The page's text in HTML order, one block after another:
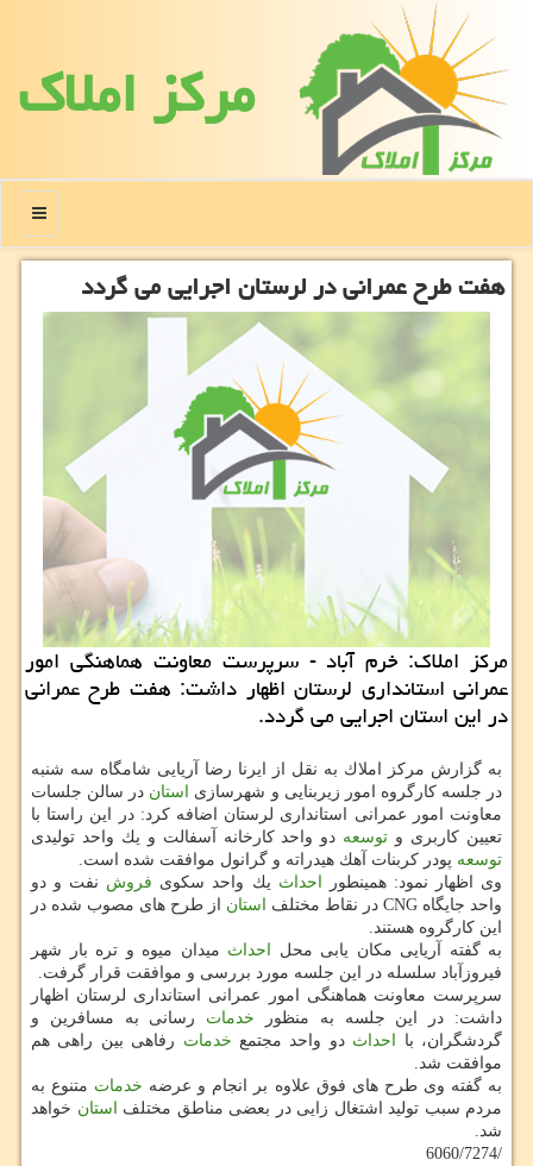
مركز املاك
منو
هفت طرح عمرانی در لرستان اجرایی می گردد
مركز املاك: خرم آباد - سرپرست معاونت هماهنگی امور
عمرانی استانداری لرستان اظهار داشت: هفت طرح عمرانی
در این استان اجرایی می گردد.
به گزارش مركز املاك به نقل از ایرنا رضا آریایی شامگاه سه شنبه
در جلسه كارگروه امور زیربنایی و شهرسازی
استان در سالن جلسات
معاونت امور عمرانی استانداری لرستان اضافه كرد: در این راستا با
تعیین كاربری و توسعه دو واحد كارخانه آسفالت و یك واحد تولیدی
توسعه پودر كربنات آهك هیدراته و گرانول موافقت شده است.
وی اظهار نمود: همینطور
احداث یك واحد سكوی فروش نفت و دو
واحد جایگاه CNG در نقاط مختلف
استان از طرح های مصوب شده در
این كارگروه هستند.
به گفته آریایی مكان یابی محل
احداث میدان میوه و تره بار شهر
فیروزآباد سلسله در این جلسه مورد بررسی و موافقت قرار گرفت.
سرپرست معاونت هماهنگی امور عمرانی استانداری لرستان اظهار
داشت: در این جلسه به منظور خدمات رسانی به مسافرین و
گردشگران، با
احداث دو واحد مجتمع خدمات رفاهی بین راهی هم
موافقت شد.
به گفته وی طرح های فوق علاوه بر انجام و عرضه خدمات متنوع به
مردم سبب تولید اشتغال زایی در بعضی مناطق مختلف
استان خواهد
شد.
/6060/7274